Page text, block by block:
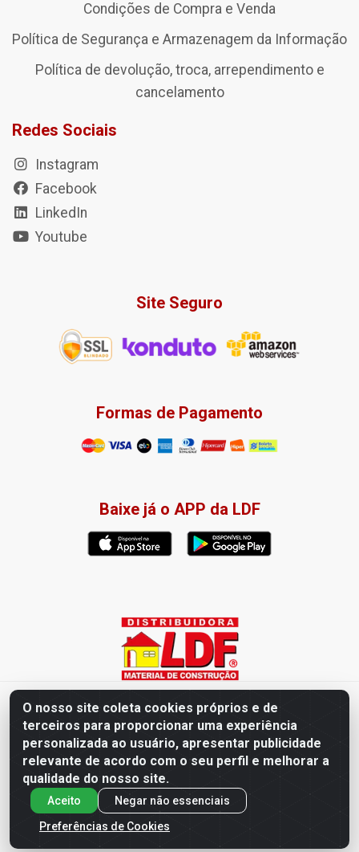
O nosso site coleta cookies próprios e de
terceiros para proporcionar uma experiência
personalizada ao usuário, apresentar publicidade
relevante de acordo com o seu perfil e melhorar a
qualidade do nosso site.
Aceito
Negar não essenciais
Preferências de Cookies
Condições de Compra e Venda
Política de Segurança e Armazenagem da Informação
Política de devolução, troca, arrependimento e
cancelamento
Redes Sociais
Instagram
Facebook
LinkedIn
Youtube
Site Seguro
Formas de Pagamento
Baixe já o APP da LDF
Distribuidora LDF - Av. Presidente Tancredo Neves, 203 – Bairro
dos Ipês, João Pessoa / PB - CEP 58028-840 - CNPJ
02.019.761/0003-82